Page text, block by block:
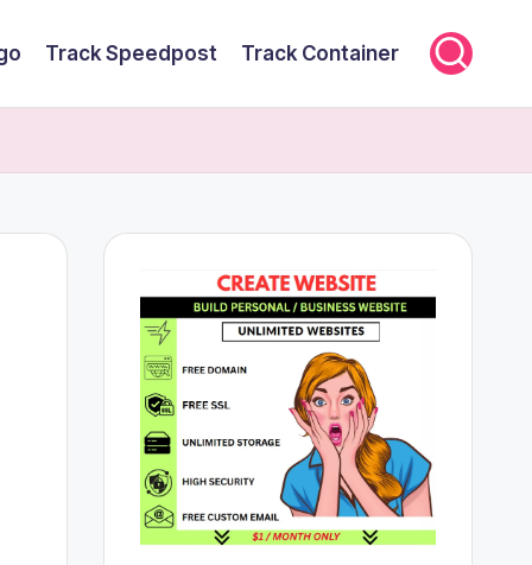
Track Speedpost Track Container